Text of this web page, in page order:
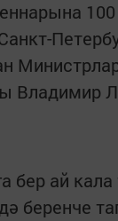
100
Владимир
бер ай
беренче